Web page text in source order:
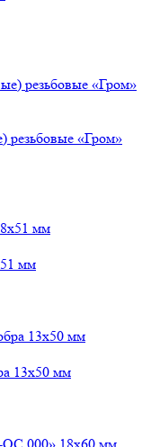
резьбовые «Гром»
мм
13х50 мм